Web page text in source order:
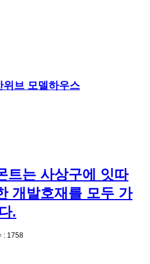
위브 모델하우스
트는 사상구에 잇따
개발호재를 모두 가
.
: 1758